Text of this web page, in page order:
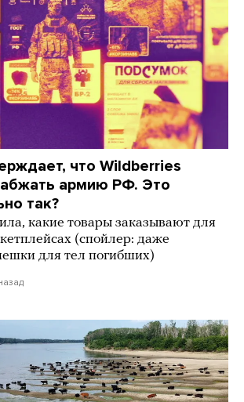
что Wildberries
армию РФ. Это
так?
какие товары заказывают для
(спойлер: даже
для тел погибших)